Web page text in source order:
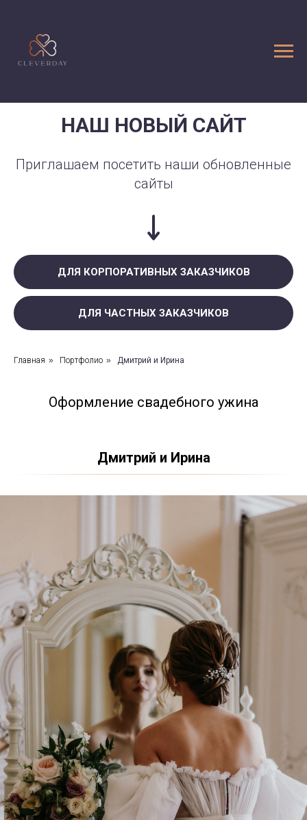
НАШ НОВЫЙ САЙТ
Приглашаем посетить наши обновленные
сайты
ДЛЯ КОРПОРАТИВНЫХ ЗАКАЗЧИКОВ
ДЛЯ ЧАСТНЫХ ЗАКАЗЧИКОВ
Главная » Портфолио » Дмитрий и Ирина
Оформление свадебного ужина
Дмитрий и Ирина